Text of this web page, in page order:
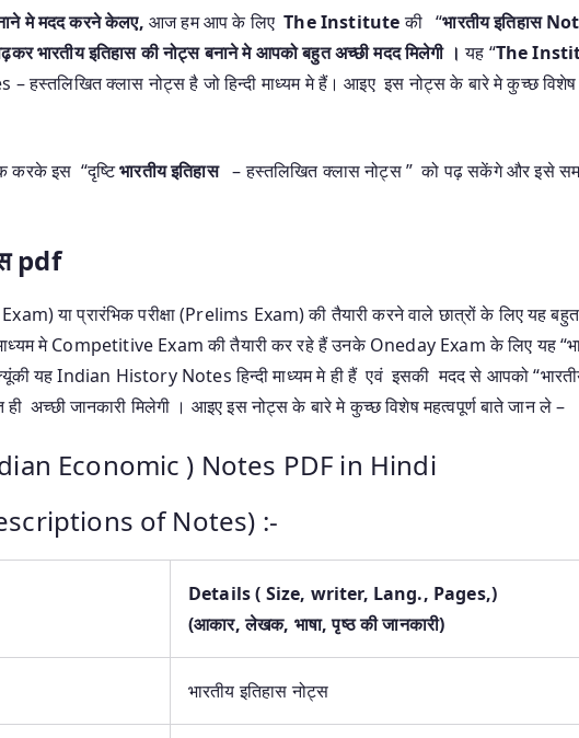
मे मदद करने केलए, आज हम आप के लिएThe Instituteकी “भारतीय इतिहास
भारतीय इतिहासकी नोट्स बनाने मे आपको बहुत अच्छी मदद मिलेगी।यह “The
– हस्तलिखितक्लास नोट्स है जो हिन्दी माध्यम मे हैं। आइए इस नोट्स के बारे मे कुच्छ विशेष
करके इस “दृष्टिभारतीय इतिहास – हस्तलिखितक्लास नोट्स” को पढ़ सकेंगे और इसे
pdf
या प्रारंभिक परीक्षा (Prelims Exam) की तैयारी करने वाले छात्रों के लिए यह बहुत
मे Competitive Exam की तैयारी कर रहे हैं उनके Oneday Exam के लिए यह
क्यूंकी यह Indian History Notes हिन्दी माध्यम मे ही हैं एवं इसकी मदद से आपको
अच्छी जानकारी मिलेगी । आइए इस नोट्स के बारे मे कुच्छ विशेष महत्वपूर्ण बाते जान ले –
Economic ) Notes PDF in Hindi
of Notes) :-
Details ( Size, writer, Lang., Pages,)
(आकार,लेखक, भाषा,पृष्ठ की जानकारी)
भारतीय इतिहास नोट्स